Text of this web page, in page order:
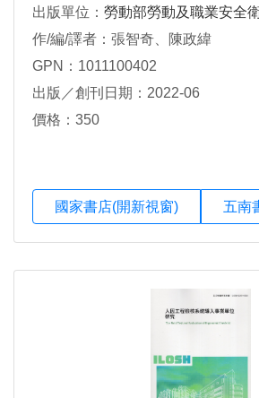
出版單位： 勞動部勞動及職業安全
作/編/譯者：張智奇、陳政緯
GPN：1011100402
出版／創刊日期：2022-06
價格：350
國家書店(開新視窗) 五南